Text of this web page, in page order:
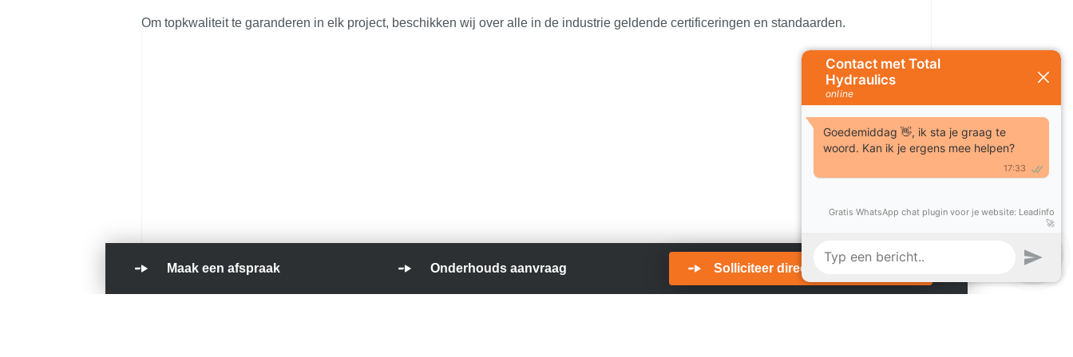
Om topkwaliteit te garanderen in elk project, beschikken wij over alle in de industrie geldende certificeringen en standaarden.
Maak een afspraak Onderhouds aanvraag Solliciteer direct!